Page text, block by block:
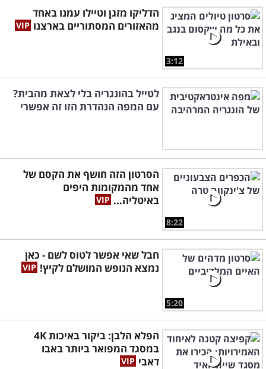
3:12
הדליקו מזגן וטיילו עמנו באחד
מהאזורים המסתוריים בארצנו
לטייל בהונגריה בלי לצאת מהבית?
עם המפה הנהדרת הזו זה אפשרי
8:22
הסרטון הזה חושף את הקסם של
אחד מהמקומות היפים
באיטליה...
5:20
חבל שאי אפשר לטוס לשם - כאן
נמצא הנופש המושלם לקיץ!
הפלא הלבן: ביקור באיכות 4K
במסגד המפואר ביותר באבו
דאבי